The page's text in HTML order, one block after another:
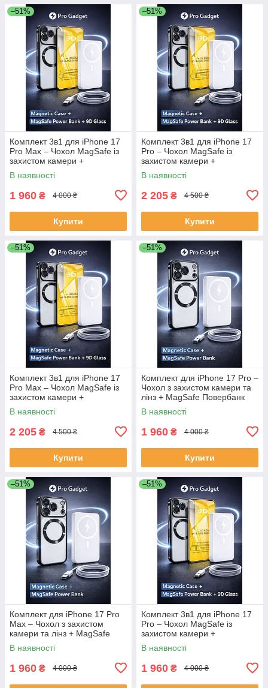
–51%
Комплект 3в1 для iPhone 17
Pro Max – Чохол MagSafe із
захистом камери +
Повербанк 30000 mAh
(швидка зарядка) + Захисне
В наявності
1 960 ₴ 4 000 ₴
Купити
–51%
Комплект 3в1 для iPhone 17
Pro – Чохол MagSafe із
захистом камери +
Повербанк 50 000 mAh
(швидка зарядка) + Захисне
В наявності
2 205 ₴ 4 500 ₴
Купити
–51%
Комплект 3в1 для iPhone 17
Pro Max – Чохол MagSafe із
захистом камери +
Повербанк 50 000 mAh
(швидка зарядка) + Захисне
В наявності
2 205 ₴ 4 500 ₴
Купити
–51%
Комплект для iPhone 17 Pro –
Чохол з захистом камери та
лінз + MagSafe Повербанк
30000 mAh (швидка зарядка)
В наявності
1 960 ₴ 4 000 ₴
Купити
–51%
Комплект для iPhone 17 Pro
Max – Чохол з захистом
камери та лінз + MagSafe
Повербанк 30000 mAh
(швидка зарядка)
В наявності
1 960 ₴ 4 000 ₴
–51%
Комплект 3в1 для iPhone 17
Pro – Чохол MagSafe із
захистом камери +
Повербанк 30000 mAh
(швидка зарядка) + Захисне
В наявності
1 960 ₴ 4 000 ₴